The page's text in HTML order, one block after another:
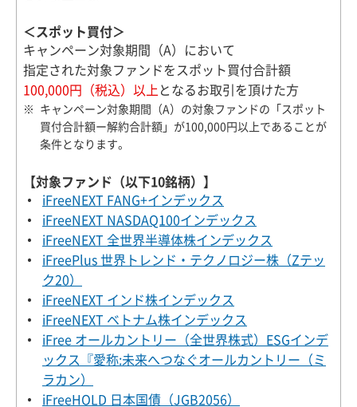
＜スポット買付＞
キャンペーン対象期間（A）において
指定された対象ファンドをスポット買付合計額
100,000円（税込）以上 となるお取引を頂けた方
キャンペーン対象期間（A）の対象ファンドの「スポット
買付合計額ー解約合計額」が100,000円以上であることが
条件となります。
【対象ファンド（以下10銘柄）】
iFreeNEXT FANG+インデックス
iFreeNEXT NASDAQ100インデックス
iFreeNEXT 全世界半導体株インデックス
iFreePlus 世界トレンド・テクノロジー株（Zテッ
ク20）
iFreeNEXT インド株インデックス
iFreeNEXT ベトナム株インデックス
iFree オールカントリー（全世界株式）ESGインデ
ックス『愛称:未来へつなぐオールカントリー（ミ
ラカン）
iFreeHOLD 日本国債（JGB2056）